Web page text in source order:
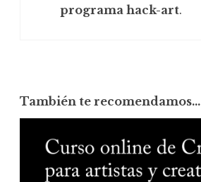
programa hack-art.
También te recomendamos…